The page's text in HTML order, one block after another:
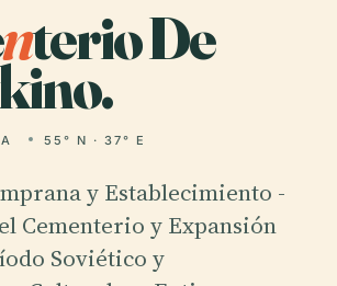
nterio De
55° N · 37° E
y Establecimiento -
Cementerio y Expansión
Soviético y